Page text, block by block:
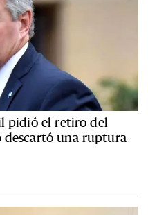
pidió el retiro del
descartó una ruptura